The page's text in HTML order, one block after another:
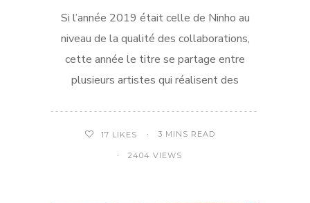
Si l’année 2019 était celle de Ninho au
niveau de la qualité des collaborations,
cette année le titre se partage entre
plusieurs artistes qui réalisent des
17 LIKES 3 MINS READ
2404 VIEWS